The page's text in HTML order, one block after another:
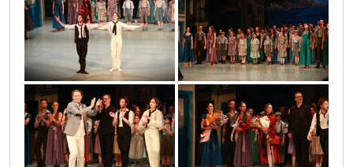
vla_5796 vla_5817
vla_5826 vla_5843